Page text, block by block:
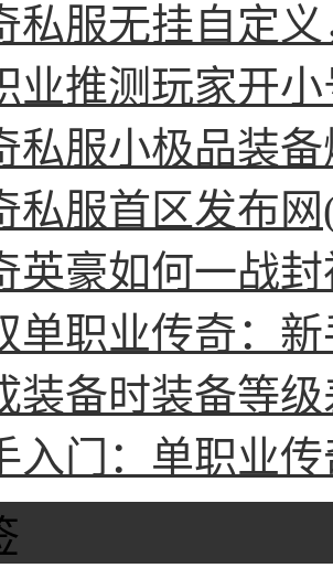
私服无挂自定
业推测玩家开
私服小极品装
私服首区发布网
英豪如何一战
单职业传奇：
装备时装备等
入门：单职业